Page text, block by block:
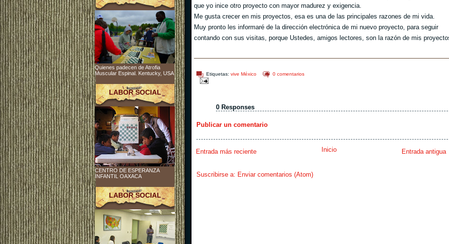
que yo inice otro proyecto con mayor madurez y exigencia.
Me gusta crecer en mis proyectos, esa es una de las principales razones de mi vida.
Muy pronto les informaré de la dirección electrónica de mi nuevo proyecto, para seguir
contando con sus visitas, porque Ustedes, amigos lectores, son la razón de mis
Etiquetas: vive México 0 comentarios
0 Responses
Publicar un comentario
Entrada más reciente Entrada antigua
Inicio
Suscribirse a: Enviar comentarios (Atom)
Quienes padecen de Atrofia
Muscular Espinal. Kentucky, USA
LABOR SOCIAL
CENTRO DE ESPERANZA
INFANTIL OAXACA
LABOR SOCIAL